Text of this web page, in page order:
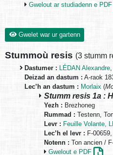
Gwelout ar studiadenn e PDF
Gwelet war ur gartenn
Stummoù resis (3 stumm
Dastumer : LÉDAN Alexandre
Deizad an dastum : A-raok
Lec’h an dastum : Morlaix (
Stumm resis 1a :
Yezh : Brezhoneg
Rummad : Testenn,
Levr : Feuille Volante,
Lec’h el levr : F-
Notenn : Ton ancien /
Gwelout e PDF